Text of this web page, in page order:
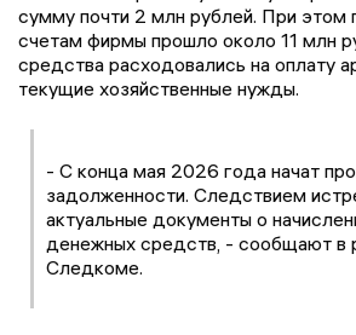
сумму почти 2 млн рублей. При этом
счетам фирмы прошло около 11 млн
средства расходовались на оплату
текущие хозяйственные нужды.
- С конца мая 2026 года начат
задолженности. Следствием
актуальные документы о
денежных средств, - сообщают в
Следкоме.